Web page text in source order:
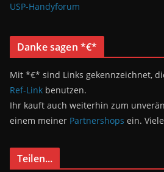
USP-Handyforum
Danke sagen *€*
Mit *€* sind Links gekennzeichnet,
Ref-Link benutzen.
Ihr kauft auch weiterhin zum
einem meiner Partnershops ein.
Teilen...